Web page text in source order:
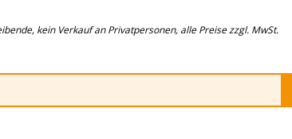
kein Verkauf an Privatpersonen, alle Preise zzgl. MwSt.